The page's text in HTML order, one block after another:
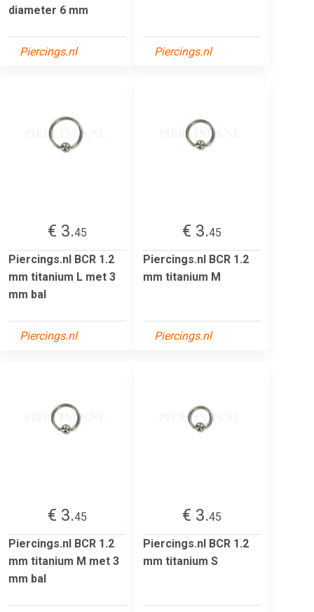
diameter 6 mm
Piercings.nl Piercings.nl
€ 3.45
Piercings.nl BCR 1.2
mm titanium L met 3
mm bal
Piercings.nl
€ 3.45
Piercings.nl BCR 1.2
mm titanium M
Piercings.nl
€ 3.45
Piercings.nl BCR 1.2
mm titanium M met 3
mm bal
€ 3.45
Piercings.nl BCR 1.2
mm titanium S